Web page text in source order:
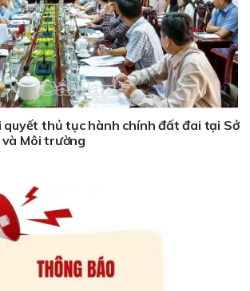
quyết thủ tục hành chính đất đai tại Sở
Môi trường